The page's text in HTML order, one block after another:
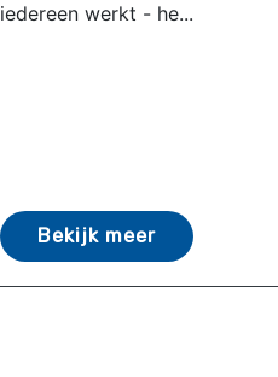
iedereen werkt - he...
Bekijk meer